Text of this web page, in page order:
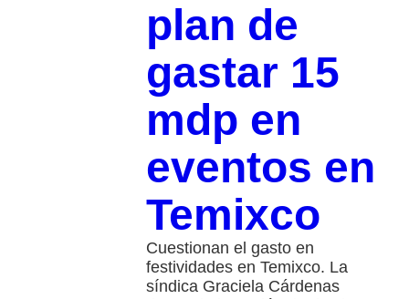
plan de
gastar 15
mdp en
eventos en
Temixco
Cuestionan el gasto en
festividades en Temixco. La
síndica Graciela Cárdenas